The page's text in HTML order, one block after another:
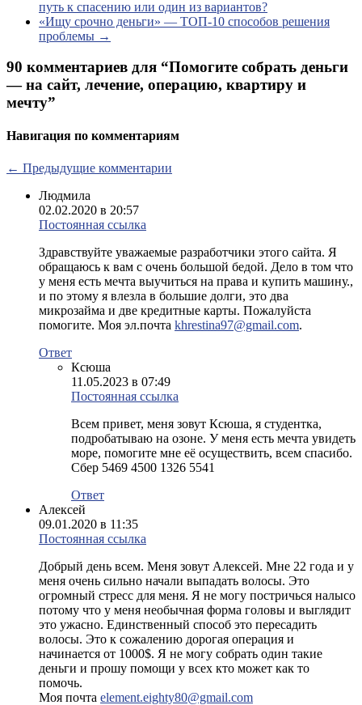
путь к спасению или один из вариантов?
«Ищу срочно деньги» — ТОП-10 способов решения
проблемы →
90 комментариев для “Помогите собрать деньги
— на сайт, лечение, операцию, квартиру и
мечту”
Навигация по комментариям
← Предыдущие комментарии
Людмила
02.02.2020 в 20:57
Постоянная ссылка
Здравствуйте уважаемые разработчики этого сайта. Я
обращаюсь к вам с очень большой бедой. Дело в том что
у меня есть мечта выучиться на права и купить машину.,
и по этому я влезла в большие долги, это два
микрозайма и две кредитные карты. Пожалуйста
помогите. Моя эл.почта khrestina97@gmail.com.
Ответ
Ксюша
11.05.2023 в 07:49
Постоянная ссылка
Всем привет, меня зовут Ксюша, я студентка,
подробатываю на озоне. У меня есть мечта увидеть
море, помогите мне её осуществить, всем спасибо.
Сбер 5469 4500 1326 5541
Ответ
Алексей
09.01.2020 в 11:35
Постоянная ссылка
Добрый день всем. Меня зовут Алексей. Мне 22 года и у
меня очень сильно начали выпадать волосы. Это
огромный стресс для меня. Я не могу постричься налысо
потому что у меня необычная форма головы и выглядит
это ужасно. Единственный способ это пересадить
волосы. Это к сожалению дорогая операция и
начинается от 1000$. Я не могу собрать один такие
деньги и прошу помощи у всех кто может как то
помочь.
Моя почта element.eighty80@gmail.com